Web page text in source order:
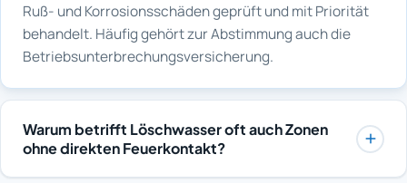
Ruß- und Korrosionsschäden geprüft und mit Priorität
behandelt. Häufig gehört zur Abstimmung auch die
Betriebsunterbrechungsversicherung.
Warum betrifft Löschwasser oft auch Zonen
ohne direkten Feuerkontakt?